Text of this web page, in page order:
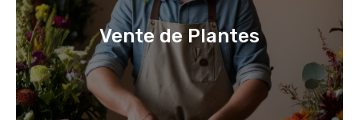
Vente de Plantes